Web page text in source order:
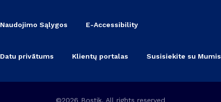
Naudojimo Sąlygos E-Accessibility
Datu privātums Klientų portalas Susisiekite su Mumis
©2026 Bostik, All rights reserved